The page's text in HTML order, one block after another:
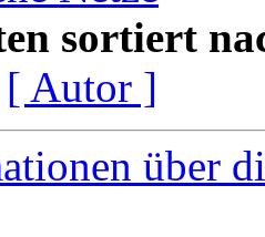
sortiert
[ Autor ]
über